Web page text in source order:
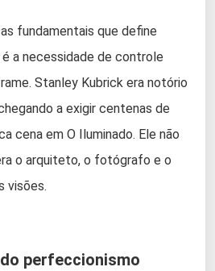
fundamentais que define
é a necessidade de controle
Stanley Kubrick era notório
a exigir centenas de
cena em O Iluminado. Ele não
o arquiteto, o fotógrafo e o
visões.
perfeccionismo